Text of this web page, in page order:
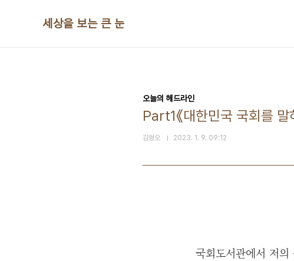
세상을 보는 큰 눈
오늘의 헤드라인
Part1《대한민국 국회를 말
김형오 2023. 1. 9. 09:12
국회도서관에서 저